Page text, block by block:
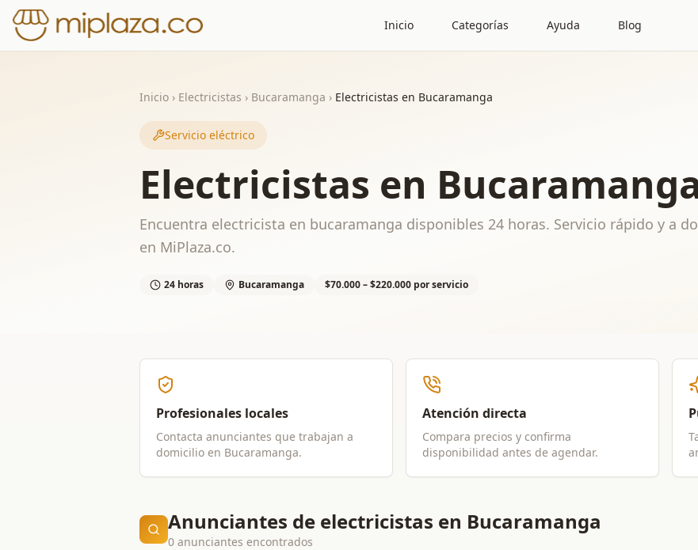
Inicio Categorías Ayuda Blog
Inicio › Electricistas › Bucaramanga › Electricistas en Bucaramanga
Servicio eléctrico
Electricistas en
Encuentra electricista en bucaramanga disponibles 24 horas. Servicio rápido y a
en MiPlaza.co.
24 horas Bucaramanga $70.000 – $220.000 por servicio
Profesionales locales
Contacta anunciantes que trabajan a
domicilio en Bucaramanga.
Atención directa
Compara precios y confirma
disponibilidad antes de agendar.
Anunciantes de electricistas en Bucaramanga
0 anunciantes encontrados